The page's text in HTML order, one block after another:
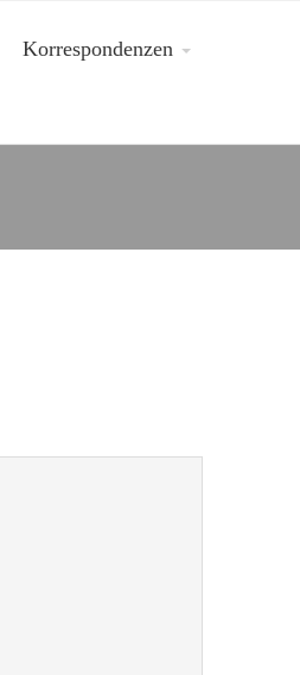
Korrespondenzen